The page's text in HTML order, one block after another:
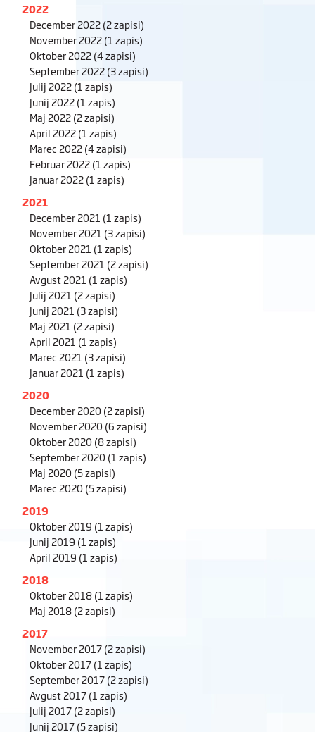
2022
December 2022(2 zapisi)
November 2022(1 zapis)
Oktober 2022(4 zapisi)
September 2022(3 zapisi)
Julij 2022(1 zapis)
Junij 2022(1 zapis)
Maj 2022(2 zapisi)
April 2022(1 zapis)
Marec 2022(4 zapisi)
Februar 2022(1 zapis)
Januar 2022(1 zapis)
2021
December 2021 (1 zapis)
November 2021 (3 zapisi)
Oktober 2021 (1 zapis)
September 2021 (2 zapisi)
Avgust 2021 (1 zapis)
Julij 2021 (2 zapisi)
Junij 2021 (3 zapisi)
Maj 2021 (2 zapisi)
April 2021 (1 zapis)
Marec 2021 (3 zapisi)
Januar 2021 (1 zapis)
2020
December 2020(2 zapisi)
November 2020(6 zapisi)
Oktober 2020(8 zapisi)
September 2020(1 zapis)
Maj 2020(5 zapisi)
Marec 2020(5 zapisi)
2019
Oktober 2019 (1 zapis)
Junij 2019 (1 zapis)
April 2019 (1 zapis)
2018
Oktober 2018(1 zapis)
Maj 2018(2 zapisi)
2017
November 2017(2 zapisi)
Oktober 2017(1 zapis)
September 2017(2 zapisi)
Avgust 2017(1 zapis)
Julij 2017(2 zapisi)
Junij 2017(5 zapisi)